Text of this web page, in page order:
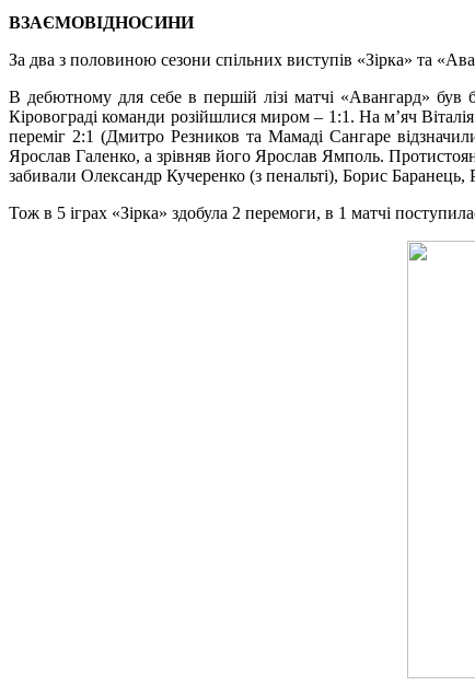
ВЗАЄМОВІДНОСИНИ
За два з половиною сезони спільних виступів «Зірка» та
В дебютному для себе в першій лізі матчі «Авангард» був
Кіровограді команди розійшлися миром – 1:1. На м’яч
переміг 2:1 (Дмитро Резников та Мамаді Сангаре
Ярослав Галенко, а зрівняв його Ярослав Ямполь.
забивали Олександр Кучеренко (з пенальті), Борис
Тож в 5 іграх «Зірка» здобула 2 перемоги, в 1 матчі